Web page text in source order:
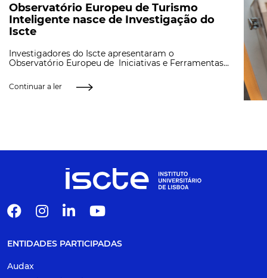
Observatório Europeu de Turismo
Inteligente nasce de Investigação do
Iscte
Investigadores do Iscte apresentaram o
Observatório Europeu de Iniciativas e Ferramentas...
Continuar a ler
ENTIDADES PARTICIPADAS
Audax